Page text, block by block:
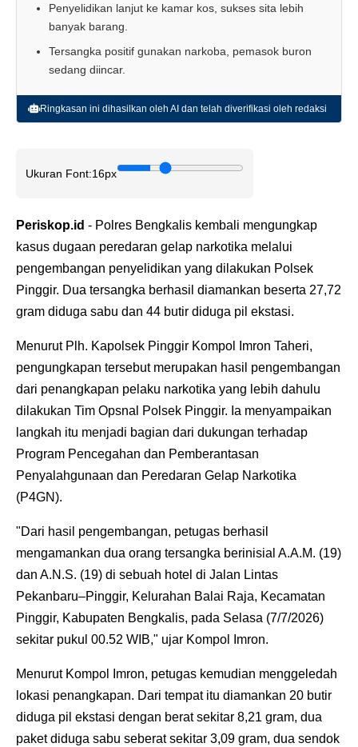
Penyelidikan lanjut ke kamar kos, sukses sita lebih
banyak barang.
Tersangka positif gunakan narkoba, pemasok buron
sedang diincar.
Ringkasan ini dihasilkan oleh AI dan telah diverifikasi oleh redaksi
Ukuran Font:16px
Periskop.id - Polres Bengkalis kembali mengungkap
kasus dugaan peredaran gelap narkotika melalui
pengembangan penyelidikan yang dilakukan Polsek
Pinggir. Dua tersangka berhasil diamankan beserta 27,72
gram diduga sabu dan 44 butir diduga pil ekstasi.
Menurut Plh. Kapolsek Pinggir Kompol Imron Taheri,
pengungkapan tersebut merupakan hasil pengembangan
dari penangkapan pelaku narkotika yang lebih dahulu
dilakukan Tim Opsnal Polsek Pinggir. Ia menyampaikan
langkah itu menjadi bagian dari dukungan terhadap
Program Pencegahan dan Pemberantasan
Penyalahgunaan dan Peredaran Gelap Narkotika
(P4GN).
"Dari hasil pengembangan, petugas berhasil
mengamankan dua orang tersangka berinisial A.A.M. (19)
dan A.N.S. (19) di sebuah hotel di Jalan Lintas
Pekanbaru–Pinggir, Kelurahan Balai Raja, Kecamatan
Pinggir, Kabupaten Bengkalis, pada Selasa (7/7/2026)
sekitar pukul 00.52 WIB," ujar Kompol Imron.
Menurut Kompol Imron, petugas kemudian menggeledah
lokasi penangkapan. Dari tempat itu diamankan 20 butir
diduga pil ekstasi dengan berat sekitar 8,21 gram, dua
paket diduga sabu seberat sekitar 3,09 gram, dua sendok